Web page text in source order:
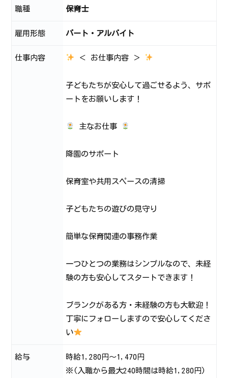
職種 保育士
雇用形態 パート・アルバイト
仕事内容 ＜ お仕事内容 ＞
子どもたちが安心して過ごせるよう、サポ
ートをお願いします！
主なお仕事
降園のサポート
保育室や共用スペースの清掃
子どもたちの遊びの見守り
簡単な保育関連の事務作業
一つひとつの業務はシンプルなので、未経
験の方も安心してスタートできます！
ブランクがある方・未経験の方も大歓迎！
丁寧にフォローしますので安心してくださ
い
給与
時給1,280円～1,470円
※(入職から最大240時間は時給1,280円)